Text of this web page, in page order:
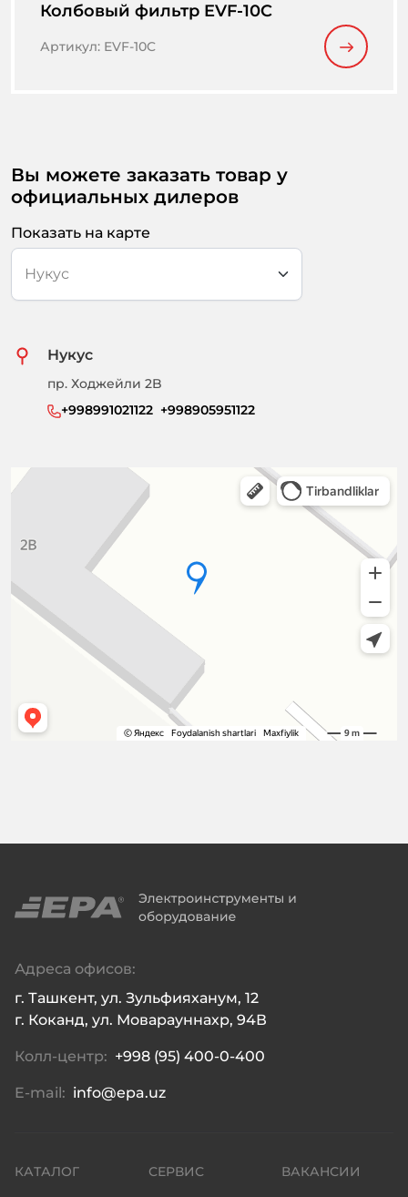
Колбовый фильтр EVF-10C
Артикул: EVF-10C
Вы можете заказать товар у
официальных дилеров
Показать на карте
Нукус
пр. Ходжейли 2B
+998991021122  +998905951122
Адреса офисов:
г. Ташкент, ул. Зульфияханум, 12
г. Коканд, ул. Моварауннахр, 94В
Колл-центр: +998 (95) 400-0-400
E-mail: info@epa.uz
КАТАЛОГ СЕРВИС ВАКАНСИИ